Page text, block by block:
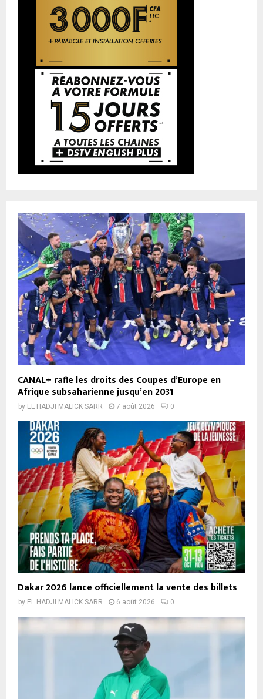
CANAL+ rafle les droits des Coupes d’Europe en
Afrique subsaharienne jusqu’en 2031
by EL HADJI MALICK SARR 7 août 2026 0
Dakar 2026 lance officiellement la vente des billets
by EL HADJI MALICK SARR 6 août 2026 0